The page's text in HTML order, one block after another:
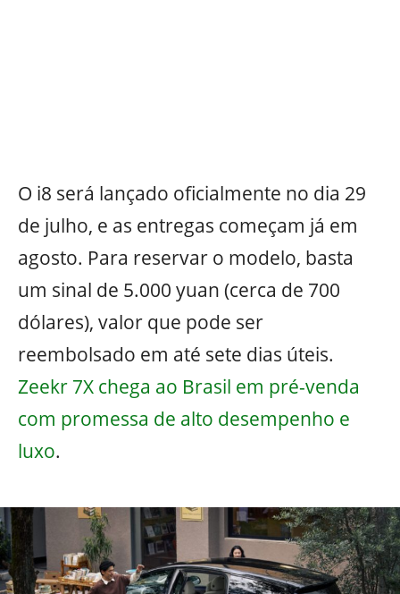
O i8 será lançado oficialmente no dia 29
de julho, e as entregas começam já em
agosto. Para reservar o modelo, basta
um sinal de 5.000 yuan (cerca de 700
dólares), valor que pode ser
reembolsado em até sete dias úteis.
Zeekr 7X chega ao Brasil em pré-venda
com promessa de alto desempenho e
luxo.